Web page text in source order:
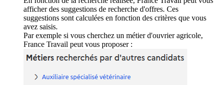
afficher des suggestions de recherche d'offres. Ces
suggestions sont calculées en fonction des critères que vous
avez saisis.
Par exemple si vous cherchez un métier d'ouvrier agricole,
France Travail peut vous proposer :